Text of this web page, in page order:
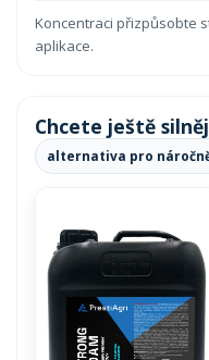
Koncentraci přizpůsobte
aplikace.
Chcete ještě
alternativa pro